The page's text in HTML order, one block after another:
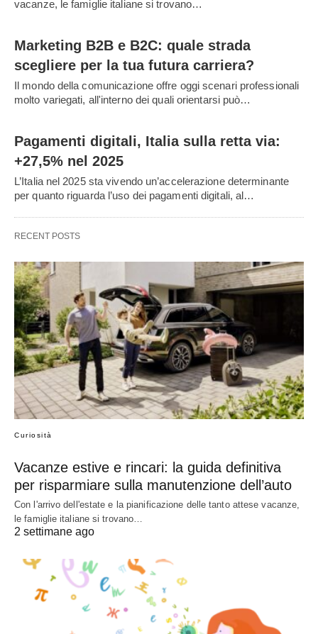
vacanze, le famiglie italiane si trovano…
Marketing B2B e B2C: quale strada
scegliere per la tua futura carriera?
Il mondo della comunicazione offre oggi scenari professionali
molto variegati, all'interno dei quali orientarsi può…
Pagamenti digitali, Italia sulla retta via:
+27,5% nel 2025
L’Italia nel 2025 sta vivendo un’accelerazione determinante
per quanto riguarda l’uso dei pagamenti digitali, al…
RECENT POSTS
Curiosità
Vacanze estive e rincari: la guida definitiva
per risparmiare sulla manutenzione dell’auto
Con l'arrivo dell'estate e la pianificazione delle tanto attese vacanze,
le famiglie italiane si trovano…
2 settimane ago